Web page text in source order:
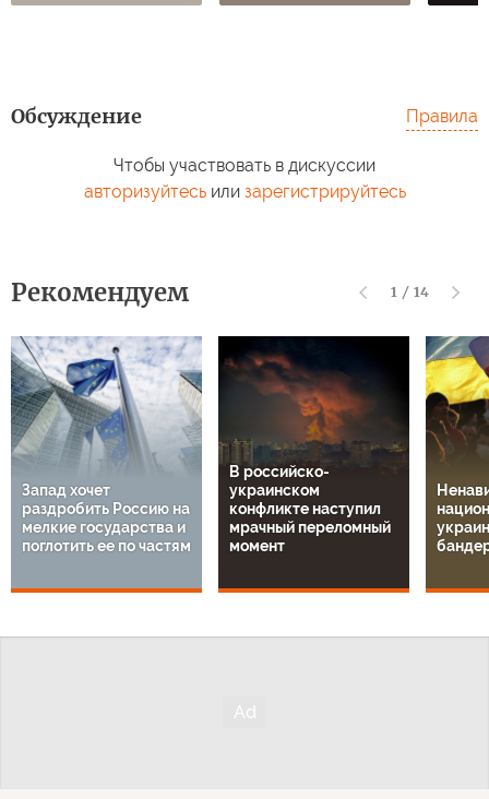
Обсуждение Правила
Чтобы участвовать в дискуссии
авторизуйтесьили зарегистрируйтесь
Рекомендуем 1 / 14
Запад хочет
раздробить Россию на
мелкие государства и
поглотить ее по частям
В российско-
украинском
конфликте наступил
мрачный переломный
момент